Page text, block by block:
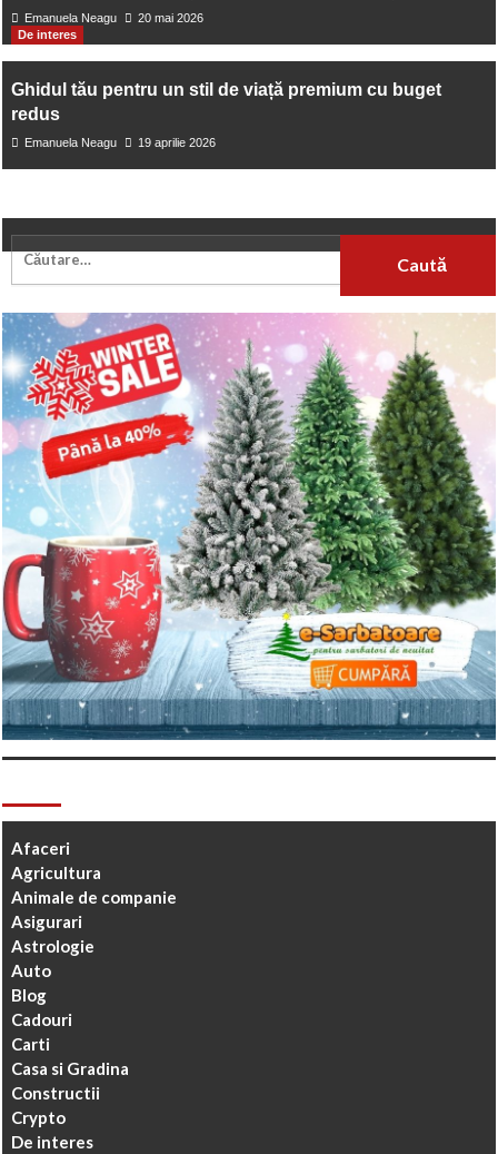
Emanuela Neagu
20 mai 2026
De interes
Ghidul tău pentru un stil de viață premium cu buget
redus
Emanuela Neagu 19 aprilie 2026
Afaceri
Agricultura
Animale de companie
Asigurari
Astrologie
Auto
Blog
Cadouri
Carti
Casa si Gradina
Constructii
Crypto
De interes